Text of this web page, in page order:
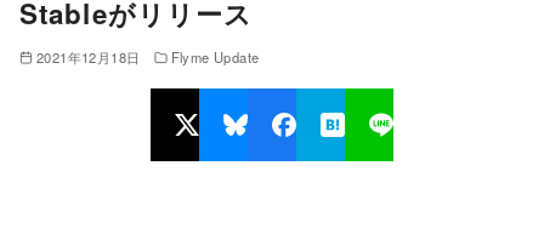
Stableがリリース
2021年12月18日 Flyme Update